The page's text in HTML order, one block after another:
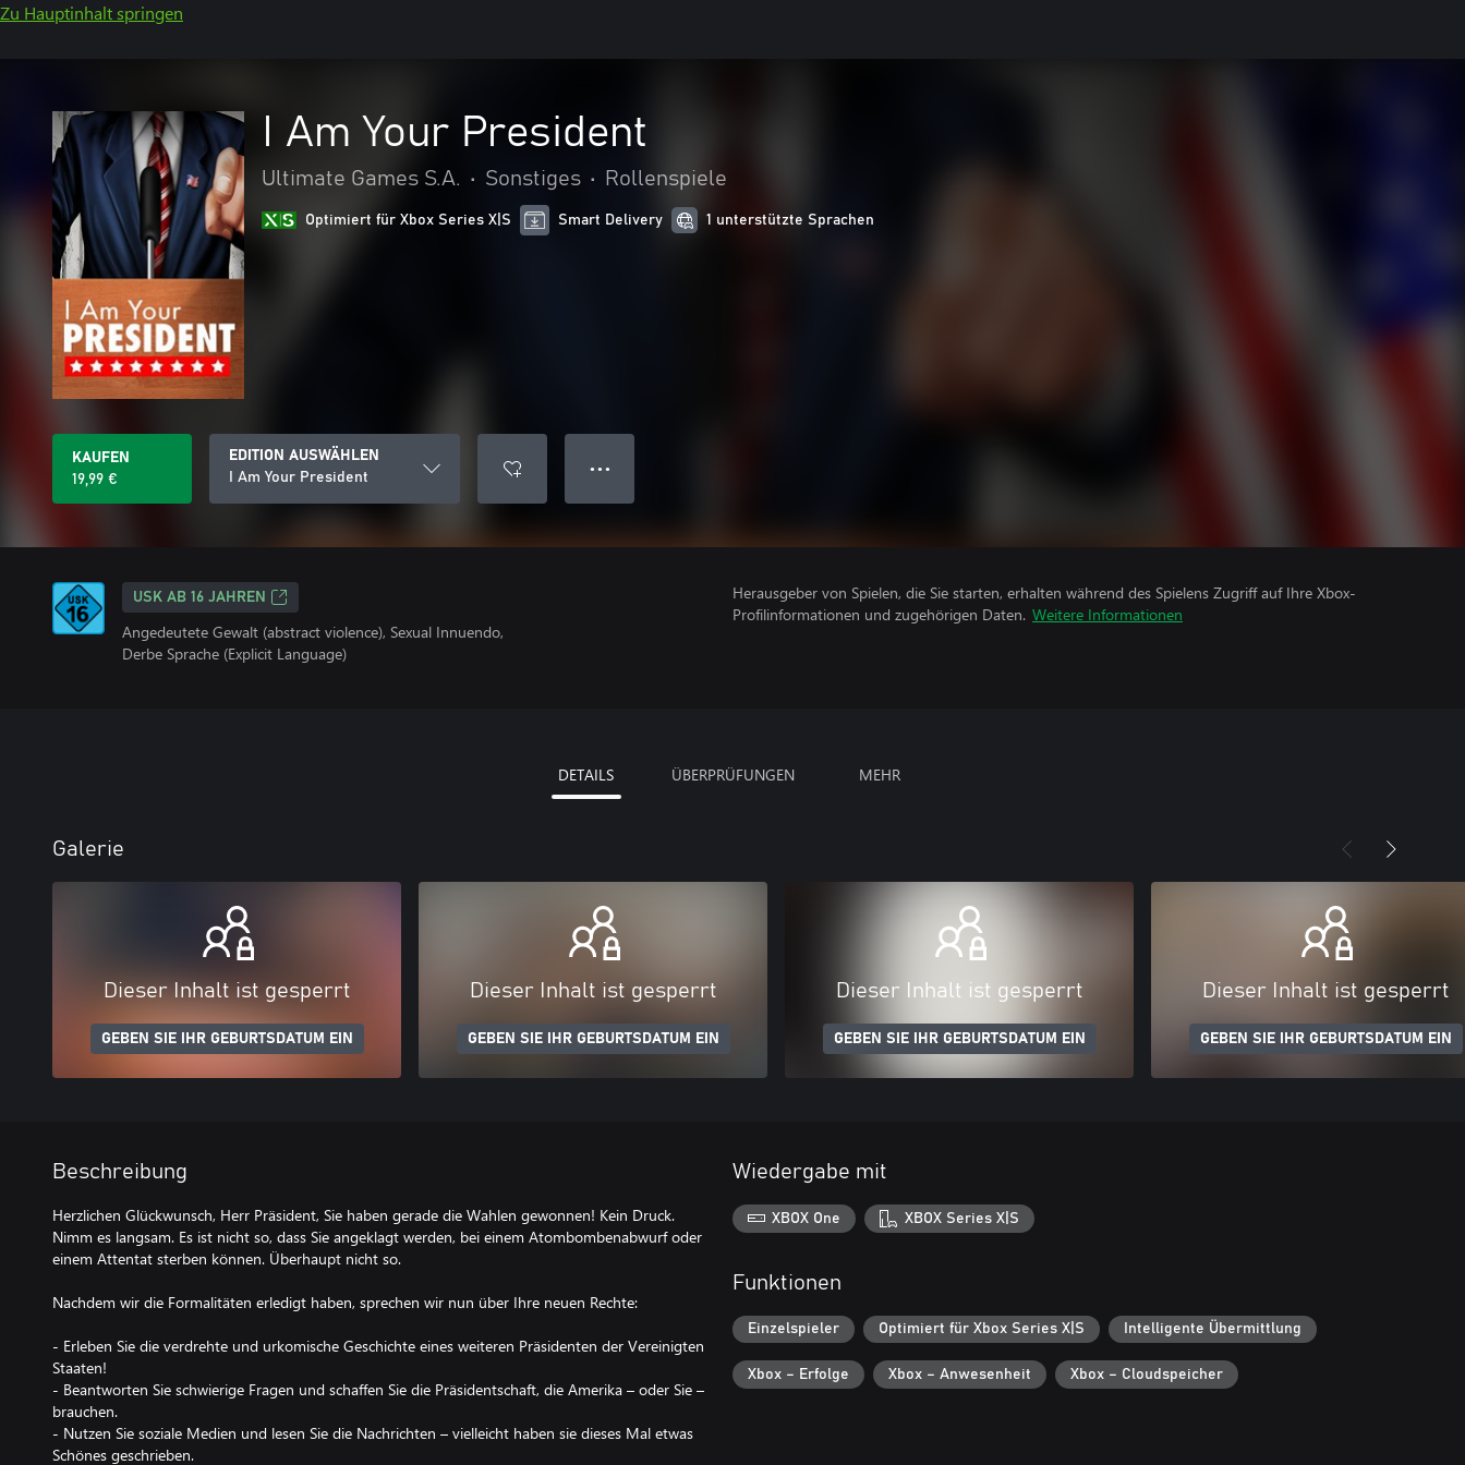
Zu Hauptinhalt springen
I Am Your President
Ultimate Games S.A. • Sonstiges • Rollenspiele
Optimiert für Xbox Series X|S Smart Delivery 1 unterstützte Sprachen
KAUFEN
19,99 €
EDITION AUSWÄHLEN
I Am Your President
● ● ●
USK AB 16 JAHREN
Angedeutete Gewalt (abstract violence), Sexual Innuendo,
Derbe Sprache (Explicit Language)
Herausgeber von Spielen, die Sie starten, erhalten während des Spielens Zugriff auf Ihre Xbox-
Profilinformationen und zugehörigen Daten. Weitere Informationen
DETAILS ÜBERPRÜFUNGEN MEHR
Galerie
Dieser Inhalt ist gesperrt
GEBEN SIE IHR GEBURTSDATUM EIN
Dieser Inhalt ist gesperrt
GEBEN SIE IHR GEBURTSDATUM EIN
Dieser Inhalt ist gesperrt
GEBEN SIE IHR GEBURTSDATUM EIN
Dieser Inhalt ist gesperrt
GEBEN SIE IHR GEBURTSDATUM EIN
Beschreibung
Herzlichen Glückwunsch, Herr Präsident, Sie haben gerade die Wahlen gewonnen! Kein Druck.
Nimm es langsam. Es ist nicht so, dass Sie angeklagt werden, bei einem Atombombenabwurf oder
einem Attentat sterben können. Überhaupt nicht so.
Nachdem wir die Formalitäten erledigt haben, sprechen wir nun über Ihre neuen Rechte:
- Erleben Sie die verdrehte und urkomische Geschichte eines weiteren Präsidenten der Vereinigten
Staaten!
- Beantworten Sie schwierige Fragen und schaffen Sie die Präsidentschaft, die Amerika – oder Sie –
brauchen.
- Nutzen Sie soziale Medien und lesen Sie die Nachrichten – vielleicht haben sie dieses Mal etwas
Schönes geschrieben.
Wiedergabe mit
XBOX One XBOX Series X|S
Funktionen
Einzelspieler Optimiert für Xbox Series X|S Intelligente Übermittlung
Xbox – Erfolge Xbox – Anwesenheit Xbox – Cloudspeicher